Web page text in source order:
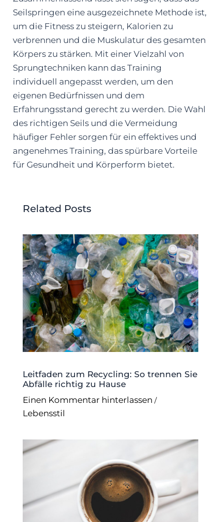
Seilspringen eine ausgezeichnete Methode ist,
um die Fitness zu steigern, Kalorien zu
verbrennen und die Muskulatur des gesamten
Körpers zu stärken. Mit einer Vielzahl von
Sprungtechniken kann das Training
individuell angepasst werden, um den
eigenen Bedürfnissen und dem
Erfahrungsstand gerecht zu werden. Die Wahl
des richtigen Seils und die Vermeidung
häufiger Fehler sorgen für ein effektives und
angenehmes Training, das spürbare Vorteile
für Gesundheit und Körperform bietet.
Related Posts
Leitfaden zum Recycling: So trennen Sie
Abfälle richtig zu Hause
Einen Kommentar hinterlassen /
Lebensstil